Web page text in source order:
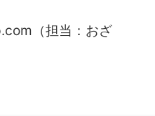
（担当：おざ